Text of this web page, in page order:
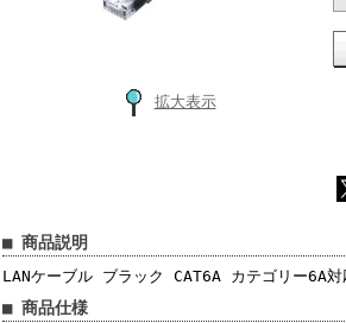
拡大表示
■ 商品説明
LANケーブル ブラック CAT6A カテゴリー6A
■ 商品仕様